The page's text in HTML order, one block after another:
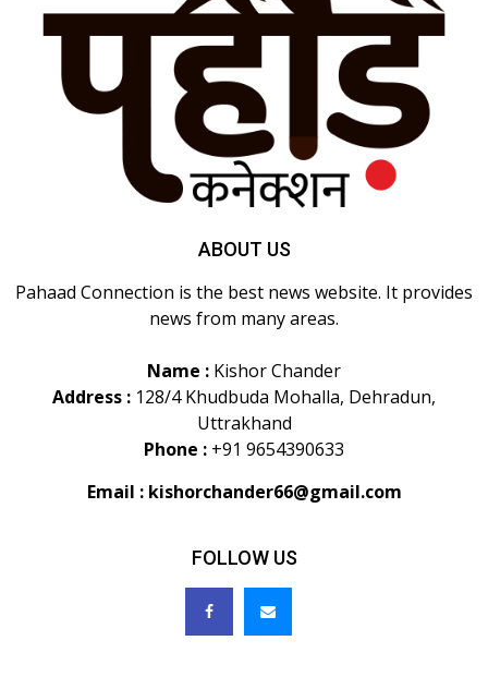
ABOUT US
Pahaad Connection is the best news website. It provides
news from many areas.
Name : Kishor Chander
Address : 128/4 Khudbuda Mohalla, Dehradun,
Uttrakhand
Phone : +91 9654390633
Email : kishorchander66@gmail.com
FOLLOW US